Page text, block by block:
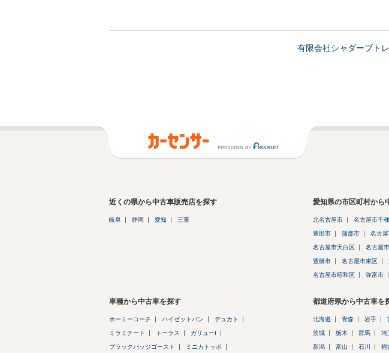
有限会社シャダーブト
近くの県から中古車販売店を探す
岐阜 静岡 愛知 三重
愛知県の市区町村から
北名古屋市 名古屋市千
豊田市 蒲郡市 名古
名古屋市天白区 名古屋
豊橋市 名古屋市東区
名古屋市昭和区 弥富市
車種から中古車を探す
ホーミーコーチ ハイゼットバン デュカト
ミラミチート トーラス ガリューI
ブラックバッジゴースト ミニカトッポ
都道府県から中古車を
北海道 青森 岩手
茨城 栃木 群馬 埼
新潟 富山 石川 福